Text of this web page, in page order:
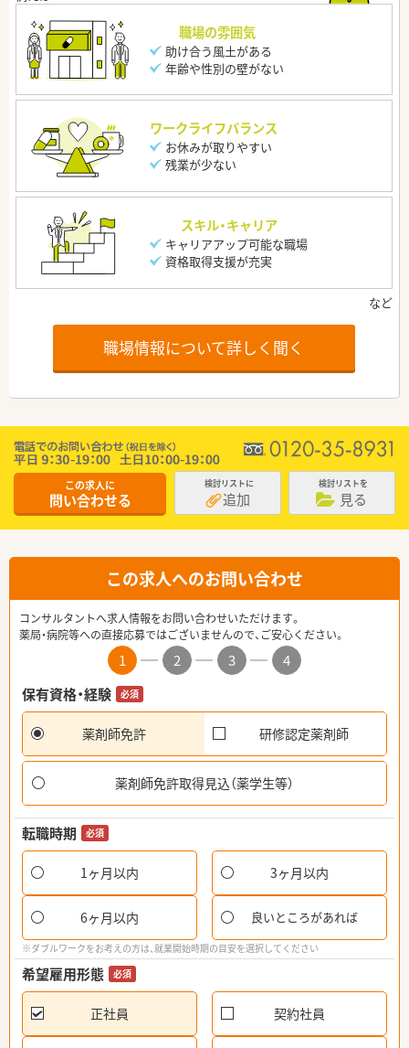
職場の雰囲気
助け合う風土がある
年齢や性別の壁がない
ワークライフバランス
お休みが取りやすい
残業が少ない
スキル・キャリア
キャリアアップ可能な職場
資格取得支援が充実
職場情報について詳しく聞く
この求人に
問い合わせる
検討リストに
追加
検討リストを
見る
この求人へのお問い合わせ
コンサルタントへ求人情報をお問い合わせいただけます。
薬局・病院等への直接応募ではございませんので、ご安心ください。
1 2 3
4
保有資格・経験
必須
薬剤師免許 研修認定薬剤師
薬剤師免許取得見込（薬学生等）
転職時期 必須
1ヶ月以内 3ヶ月以内
6ヶ月以内 良いところがあれば
※ダブルワークをお考えの方は、就業開始時期の目安を選択してください
希望雇用形態 必須
正社員 契約社員